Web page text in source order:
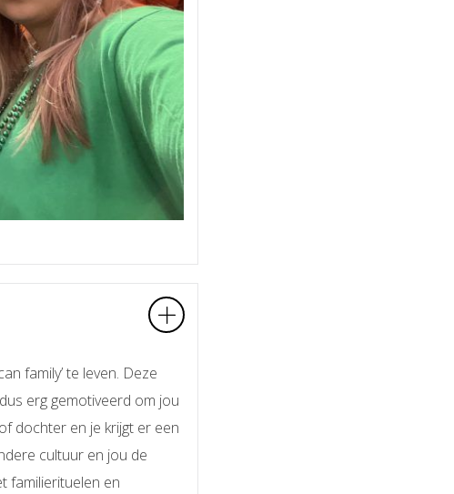
family’ te leven. Deze
erg gemotiveerd om jou
dochter en je krijgt er een
cultuur en jou de
familierituelen en